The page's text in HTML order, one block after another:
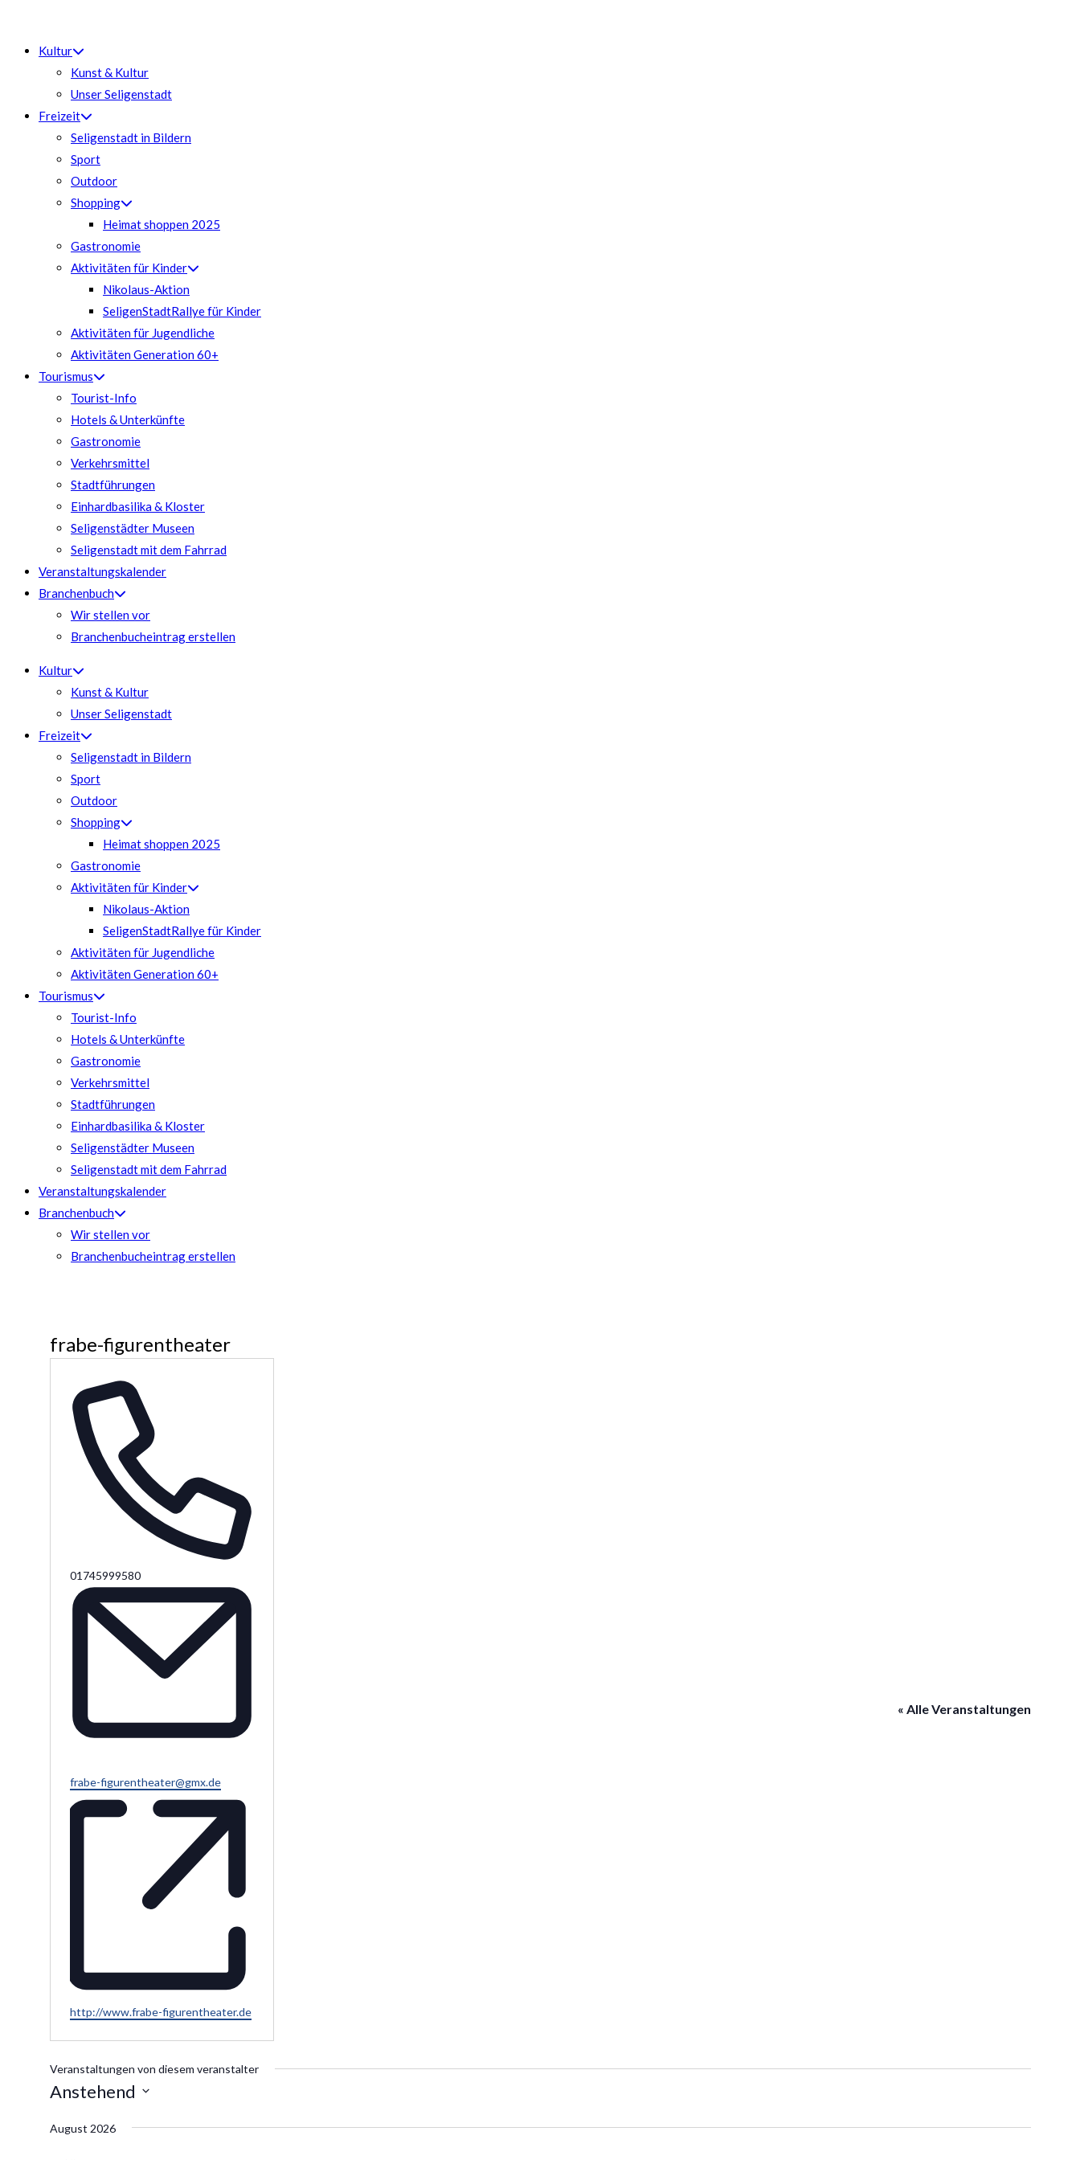
springen
Kultur
Kunst & Kultur
Unser Seligenstadt
Freizeit
Seligenstadt in Bildern
Sport
Outdoor
Shopping
Heimat shoppen 2025
Gastronomie
Aktivitäten für Kinder
Nikolaus-Aktion
SeligenStadtRallye für Kinder
Aktivitäten für Jugendliche
Aktivitäten Generation 60+
Tourismus
Tourist-Info
Hotels & Unterkünfte
Gastronomie
Verkehrsmittel
Stadtführungen
Einhardbasilika & Kloster
Seligenstädter Museen
Seligenstadt mit dem Fahrrad
Veranstaltungskalender
Branchenbuch
Wir stellen vor
Branchenbucheintrag erstellen
Kultur
Kunst & Kultur
Unser Seligenstadt
Freizeit
Seligenstadt in Bildern
Sport
Outdoor
Shopping
Heimat shoppen 2025
Gastronomie
Aktivitäten für Kinder
Nikolaus-Aktion
SeligenStadtRallye für Kinder
Aktivitäten für Jugendliche
Aktivitäten Generation 60+
Tourismus
Tourist-Info
Hotels & Unterkünfte
Gastronomie
Verkehrsmittel
Stadtführungen
Einhardbasilika & Kloster
Seligenstädter Museen
Seligenstadt mit dem Fahrrad
Veranstaltungskalender
Branchenbuch
Wir stellen vor
Branchenbucheintrag erstellen
frabe-figurentheater
« Alle Veranstaltungen
Telefon
01745999580
Email
frabe-figurentheater@gmx.de
Webseite
http://www.frabe-figurentheater.de
Veranstaltungen von diesem veranstalter
Anstehend
wählen.
August 2026